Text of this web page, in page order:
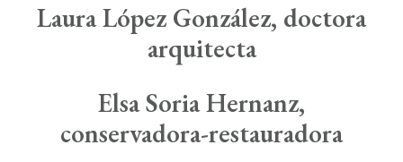
LauraLópez González, doctora
arquitecta
ElsaSoriaHernanz,
conservadora-restauradora